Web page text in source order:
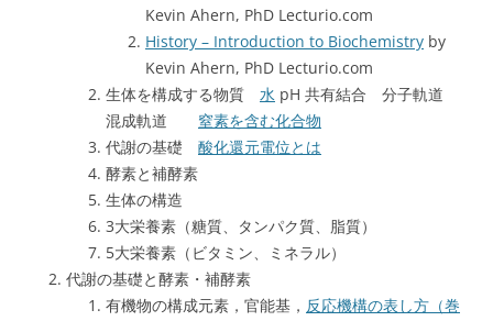
Kevin Ahern, PhD Lecturio.com
History – Introduction to Biochemistry by
Kevin Ahern, PhD Lecturio.com
生体を構成する物質 水 pH 共有結合 分子軌道
混成軌道 窒素を含む化合物
代謝の基礎 酸化還元電位とは
酵素と補酵素
生体の構造
3大栄養素（糖質、タンパク質、脂質）
5大栄養素（ビタミン、ミネラル）
代謝の基礎と酵素・補酵素
有機物の構成元素，官能基， 反応機構の表し方（巻